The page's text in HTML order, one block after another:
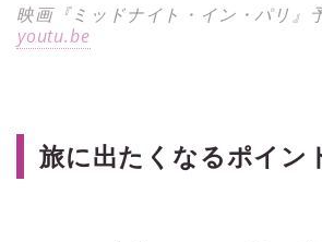
映画『ミッドナイト・イン・パリ』
youtu.be
旅に出たくなるポイン